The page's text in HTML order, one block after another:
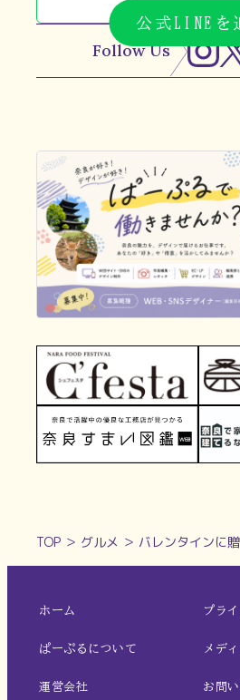
公式LINEを
Follow Us
TOP ＞ グルメ ＞ バレンタインに贈りたい！3変化の味わいが楽しめる
ホーム
ぱーぷるについて
運営会社
プラ
メデ
お問